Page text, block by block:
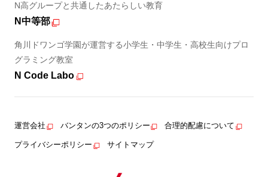
N高グループと共通したあたらしい教育
N中等部
角川ドワンゴ学園が運営する小学生・中学生・高校生向けプロ
グラミング教室
N Code Labo
運営会社 バンタンの3つのポリシー 合理的配慮について
プライバシーポリシー サイトマップ